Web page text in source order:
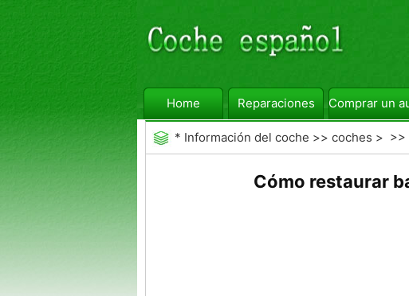
Home Reparaciones Comprar un
* Información del coche >> coches > >>
Cómo restaurar